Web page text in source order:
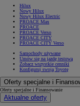
Hilux
Nowy Hilux
Nowy Hilux Electric
PROACE Max
PROACE
PROACE Verso
PROACE CITY
PROACE CITY Verso
Samochody używane
Umów się na jazdę testową
Zobacz wszystkie cenniki
Konfiguruj swoją Toyotę
Oferty specjalne i
Oferty specjalne i Finansowanie
Aktualne oferty